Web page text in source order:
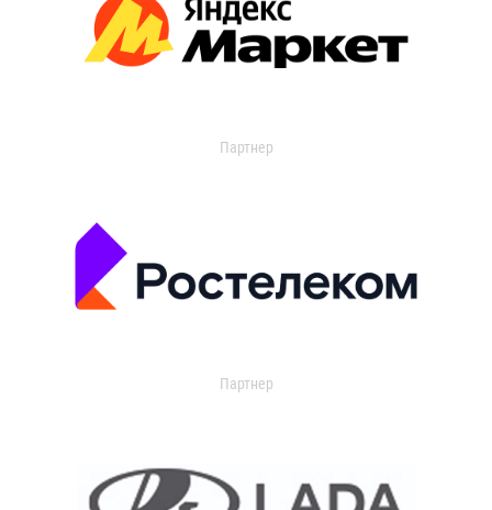
Партнер
Партнер